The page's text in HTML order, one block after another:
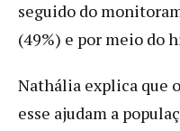
seguido do
(49%) e por meio do
Nathália explica que
esse ajudam a